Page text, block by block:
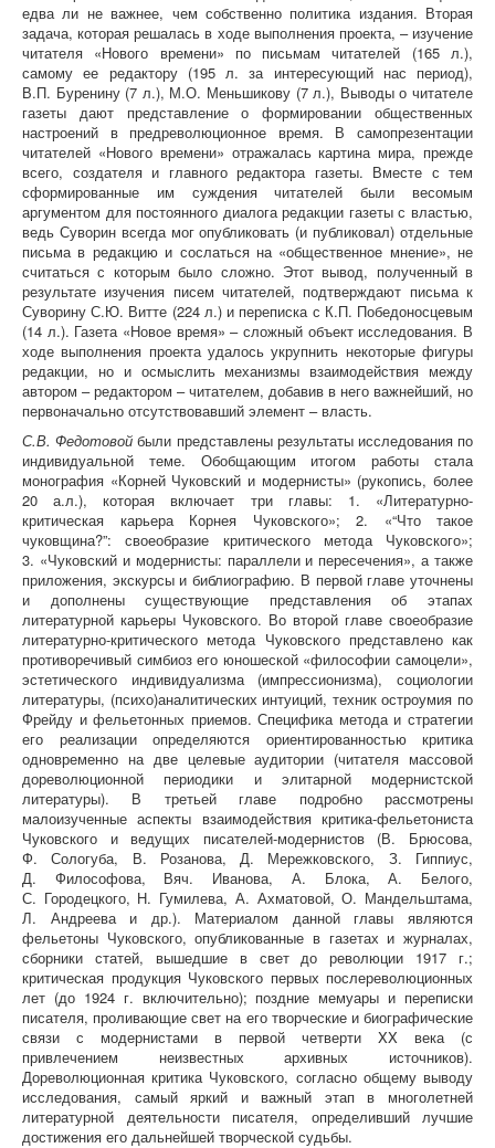
едва ли не важнее, чем собственно политика издания. Вторая
задача, которая решалась в ходе выполнения проекта, – изучение
читателя «Нового времени» по письмам читателей (165 л.),
самому ее редактору (195 л. за интересующий нас период),
В.П. Буренину (7 л.), М.О. Меньшикову (7 л.), Выводы о читателе
газеты дают представление о формировании общественных
настроений в предреволюционное время. В самопрезентации
читателей «Нового времени» отражалась картина мира, прежде
всего, создателя и главного редактора газеты. Вместе с тем
сформированные им суждения читателей были весомым
аргументом для постоянного диалога редакции газеты с властью,
ведь Суворин всегда мог опубликовать (и публиковал) отдельные
письма в редакцию и сослаться на «общественное мнение», не
считаться с которым было сложно. Этот вывод, полученный в
результате изучения писем читателей, подтверждают письма к
Суворину С.Ю. Витте (224 л.) и переписка с К.П. Победоносцевым
(14 л.). Газета «Новое время» – сложный объект исследования. В
ходе выполнения проекта удалось укрупнить некоторые фигуры
редакции, но и осмыслить механизмы взаимодействия между
автором – редактором – читателем, добавив в него важнейший, но
первоначально отсутствовавший элемент – власть.
С.В. Федотовой были представлены результаты исследования по
индивидуальной теме. Обобщающим итогом работы стала
монография «Корней Чуковский и модернисты» (рукопись, более
20 а.л.), которая включает три главы: 1. «Литературно-
критическая карьера Корнея Чуковского»; 2. «“Что такое
чуковщина?”: своеобразие критического метода Чуковского»;
3. «Чуковский и модернисты: параллели и пересечения», а также
приложения, экскурсы и библиографию. В первой главе уточнены
и дополнены существующие представления об этапах
литературной карьеры Чуковского. Во второй главе своеобразие
литературно-критического метода Чуковского представлено как
противоречивый симбиоз его юношеской «философии самоцели»,
эстетического индивидуализма (импрессионизма), социологии
литературы, (психо)аналитических интуиций, техник остроумия по
Фрейду и фельетонных приемов. Специфика метода и стратегии
его реализации определяются ориентированностью критика
одновременно на две целевые аудитории (читателя массовой
дореволюционной периодики и элитарной модернистской
литературы). В третьей главе подробно рассмотрены
малоизученные аспекты взаимодействия критика-фельетониста
Чуковского и ведущих писателей-модернистов (В. Брюсова,
Ф. Сологуба, В. Розанова, Д. Мережковского, З. Гиппиус,
Д. Философова, Вяч. Иванова, А. Блока, А. Белого,
С. Городецкого, Н. Гумилева, А. Ахматовой, О. Мандельштама,
Л. Андреева и др.). Материалом данной главы являются
фельетоны Чуковского, опубликованные в газетах и журналах,
сборники статей, вышедшие в свет до революции 1917 г.;
критическая продукция Чуковского первых послереволюционных
лет (до 1924 г. включительно); поздние мемуары и переписки
писателя, проливающие свет на его творческие и биографические
связи с модернистами в первой четверти XX века (с
привлечением неизвестных архивных источников).
Дореволюционная критика Чуковского, согласно общему выводу
исследования, самый яркий и важный этап в многолетней
литературной деятельности писателя, определивший лучшие
достижения его дальнейшей творческой судьбы.